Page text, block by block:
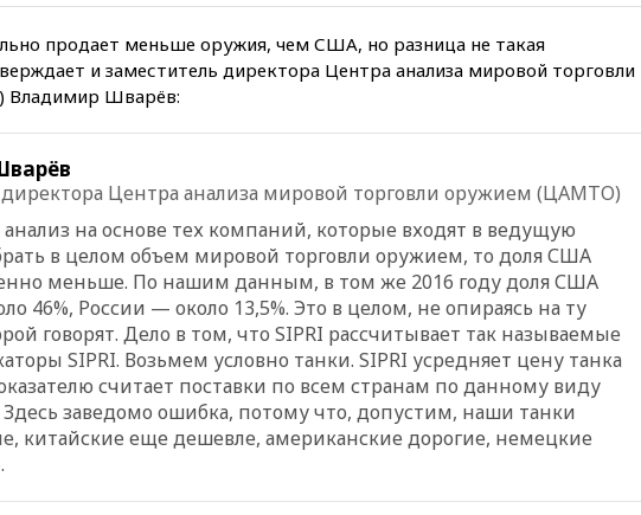
согласовали главные пункты
сделки по открытию
Ормузского пролива
восстановили обмен
11:58 Великобритания
России
11:37 В Ярославской области
обломки БПЛА упали в
резервуары НПЗ
11:19МИД России ответил на
критику мэра Хиросимы в
годовщину ядерной
бомбардировки
России и Армении на две
продает меньше оружия, чем США, но разница не такая
и заместитель директора Центра анализа мировой торговли
Шварёв:
директора Центра анализа мировой торговли оружием (ЦАМТО)
на основе тех компаний, которые входят в ведущую
в целом объем мировой торговли оружием, то доля США
меньше. По нашим данным, в том же 2016 году доля США
46%, России — около 13,5%. Это в целом, не опираясь на ту
говорят. Дело в том, что SIPRI рассчитывает так называемые
SIPRI. Возьмем условно танки. SIPRI усредняет цену танка
считает поставки по всем странам по данному виду
заведомо ошибка, потому что, допустим, наши танки
китайские еще дешевле, американские дорогие, немецкие